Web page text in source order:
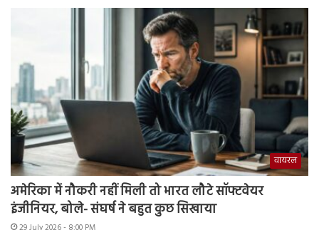
वायरल
अमेरिका में नौकरी नहीं मिली तो भारत लौटे सॉफ्टवेयर
इंजीनियर, बोले- संघर्ष ने बहुत कुछ सिखाया